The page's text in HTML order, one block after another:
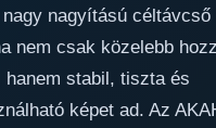
nagy nagyítású céltávcső
nem csak közelebb
hanem stabil, tiszta és
képet ad. Az